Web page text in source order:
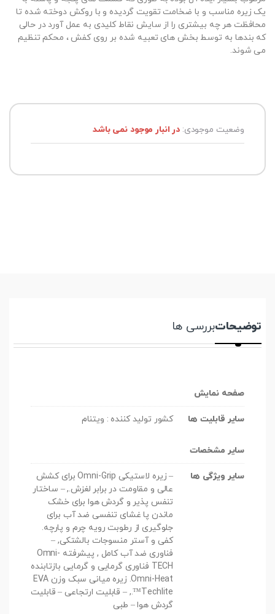
یک زیره مناسب و با ضخامت تقویت گردیده و با روکش دوخته شده تا
محافظت هر چه بیشتری را از سایش نقاط کلیدی به عمل آورد در حالی
که بندها به توسط بخش های تعبیه شده بر روی کفش ، محکم تنظیم
می شوند.
وضعیت موجودی:در انبار موجود نمی باشد
توضیحاتبررسی ها
صفحه نمایش
سایر قابلیت ها کشور تولید کننده : ویتنام
سایر مشخصات
سایر ویژگی ها
– زیره لاستیکی Omni-Grip برای کشش
عالی و مقاومت در برابر لغزش., – ساختار
تنفس پذیر و گردش هوا برای خشک
ماندن پا غشای تنفسی ضد آب برای
جلوگیری از رطوبت رویه چرم و پارچه.
کفی و آستر منسوجات بالشتکی, –
فناوری ضد آب کامل , پیشرفته Omni-
TECH فناوری گرمایی و گرمایی بازتابنده
Omni-Heat. زیره میانی سبک وزن EVA
Techlite™., – قابلیت ارتجاعی – قابلیت
گردش هوا – طبی